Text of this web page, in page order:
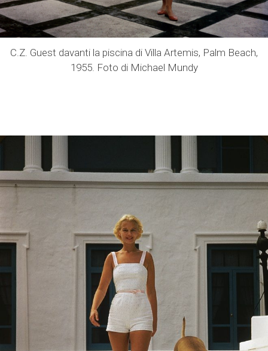
C.Z. Guest davanti la piscina di Villa Artemis, Palm Beach,
1955. Foto di Michael Mundy